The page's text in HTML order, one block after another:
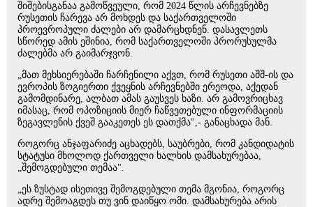
შიშებისგანაა გამოწვეული, რომ 2024 წლის არჩევნებზე
რუსეთის ჩარევა არ მოხდეს და საქართველოში
პროევროპული ძალები არ დამარცხდნენ. დასავლეთს
სწორედ ამის ეშინია, რომ საქართველოში პრორუსულმა
ძალებმა არ გაიმარჯვონ.
„მათ მეხსიერებაში ჩარჩენილი აქვთ, რომ რუსეთი აშშ-ის და
ევროპის ზოგიერთი ქვეყნის არჩევნებში ერეოდა, აქედან
გამომდინარე, ალბათ ამას გაუსვეს ხაზი. არ გამოვრიცხავ
იმასაც, რომ ოპოზიციის მიერ ჩაწვეთებული ინფორმაციის
ზეგავლენის ქვეშ გააკეთეს ეს დათქმა",- განაცხადა მან.
როგორც ანჯაფარიძე აცხადებს, საუბრები, რომ კანდიდატის
სტატუსი მხოლოდ ქართველი ხალხის დამსახურებაა,
„შემოგდებული თემაა".
„ეს ზუსტად ისეთივე შემოგდებული თემა მგონია, როგორც
ადრე შემოაგდეს თუ ვინ დაიწყო ომი. დამსახურება არის